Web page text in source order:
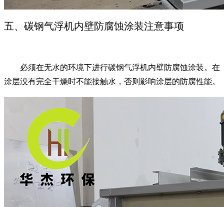
五、碳钢气浮机内壁防腐蚀涂装注意事项
必须在无水的环境下进行碳钢气浮机内壁防腐蚀涂装。在
涂层没有完全干燥时不能接触水，否则影响涂层的防腐性能。